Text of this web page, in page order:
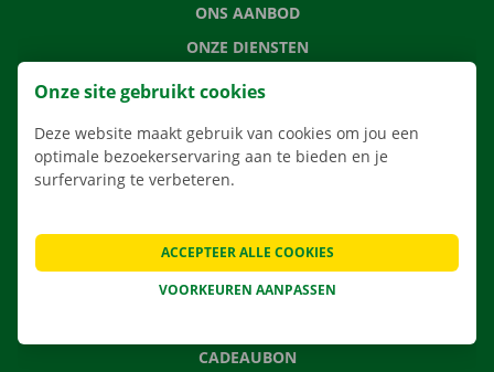
ONS AANBOD
ONZE DIENSTEN
LOCATIES
VERHUISOPLOSSINGEN
CONTACTEER ONS
VEELGESTELDE VRAGEN
CADEAUBON
Onze site gebruikt cookies
Deze website maakt gebruik van cookies om jou een
optimale bezoekerservaring aan te bieden en je
surfervaring te verbeteren.
VOORKEUREN AANPASSEN
ACCEPTEER ALLE COOKIES